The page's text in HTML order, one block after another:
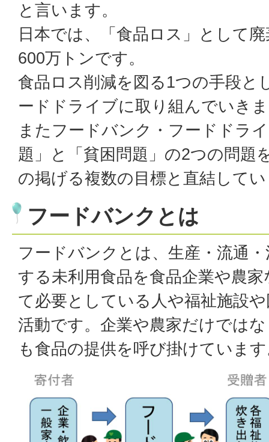
と言います。
日本では、「食品ロス」として
600万トンです。
食品ロス削減を図る1つの手段と
ードドライブに取り組んでいき
またフードバンク・フードドラ
題」と「貧困問題」の2つの問題
の掲げる複数の目標と直結して
フードバンクとは
フードバンクとは、生産・流通
する未利用食品を食品企業や農
て必要としている人や福祉施設
活動です。企業や農家だけでは
も食品の提供を呼び掛けていま